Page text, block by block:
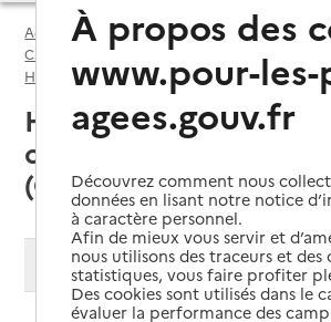
Accueil
Espace annuaire
Caisses d’allocations familiales (caf) par
Haut-Rhin (68)
Caisse d’allocations
Haut-Rhin (68) : liste
caisses d’allocations
(CAF)
Modifier ma recherche
À propos des
www.pour-les-
agees.gouv.fr
Découvrez comment nous
données en lisant notre notice
à caractère personnel.
Afin de mieux vous servir et
nous utilisons des traceurs et des
statistiques, vous faire profiter
Des cookies sont utilisés dans le
évaluer la performance des